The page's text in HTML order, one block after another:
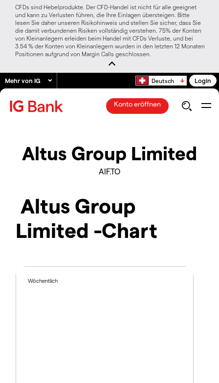
CFDs sind Hebelprodukte. Der CFD-Handel ist nicht für alle geeignet
und kann zu Verlusten führen, die Ihre Einlagen übersteigen. Bitte
lesen Sie daher unseren Risikohinweis und stellen Sie sicher, dass Sie
die damit verbundenen Risiken vollständig verstehen. 75% der Konten
von Kleinanlegern erleiden beim Handel mit CFDs Verluste, und bei
3.54 % der Konten von Kleinanlegern wurden in den letzten 12 Monaten
Positionen aufgrund von Margin Calls geschlossen.
Mehr von IG Deutsch Login
Konto eröffnen
Altus Group Limited
AIF.TO
Altus Group
Limited -Chart
Wöchentlich